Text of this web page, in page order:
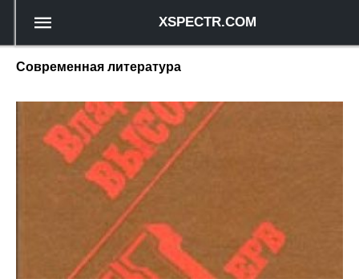
XSPECTR.COM
Современная литература